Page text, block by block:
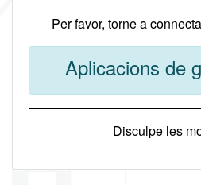
Per favor, torne a
Aplicacions de
Disculpe les